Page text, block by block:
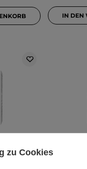
IN DEN
zu Cookies